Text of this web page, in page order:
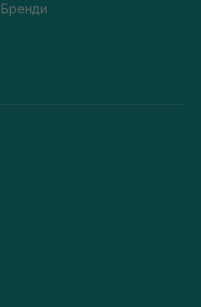
Бренди